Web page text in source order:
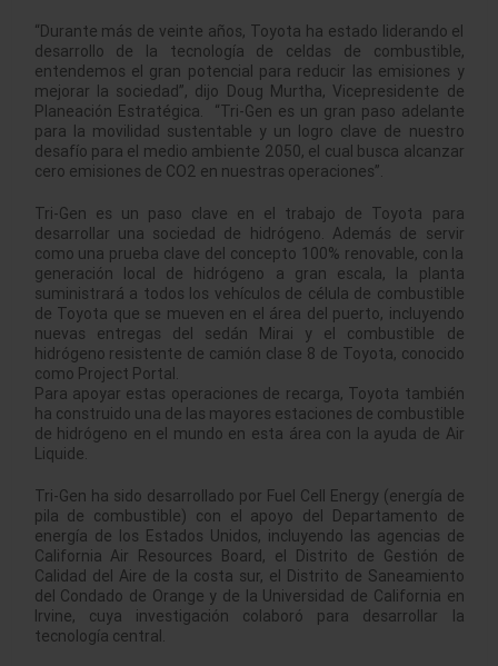
“Durante más de veinte años, Toyota ha estado liderando el
desarrollo de la tecnología de celdas de combustible,
entendemos el gran potencial para reducir las emisiones y
mejorar la sociedad”, dijo Doug Murtha, Vicepresidente de
Planeación Estratégica. “Tri-Gen es un gran paso adelante
para la movilidad sustentable y un logro clave de nuestro
desafío para el medio ambiente 2050, el cual busca alcanzar
cero emisiones de CO2 en nuestras operaciones”.
Tri-Gen es un paso clave en el trabajo de Toyota para
desarrollar una sociedad de hidrógeno. Además de servir
como una prueba clave del concepto 100% renovable, con la
generación local de hidrógeno a gran escala, la planta
suministrará a todos los vehículos de célula de combustible
de Toyota que se mueven en el área del puerto, incluyendo
nuevas entregas del sedán Mirai y el combustible de
hidrógeno resistente de camión clase 8 de Toyota, conocido
como Project Portal.
Para apoyar estas operaciones de recarga, Toyota también
ha construido una de las mayores estaciones de combustible
de hidrógeno en el mundo en esta área con la ayuda de Air
Liquide.
Tri-Gen ha sido desarrollado por Fuel Cell Energy (energía de
pila de combustible) con el apoyo del Departamento de
energía de los Estados Unidos, incluyendo las agencias de
California Air Resources Board, el Distrito de Gestión de
Calidad del Aire de la costa sur, el Distrito de Saneamiento
del Condado de Orange y de la Universidad de California en
Irvine, cuya investigación colaboró para desarrollar la
tecnología central.